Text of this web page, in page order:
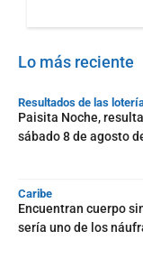
Lo más reciente
Resultados de las
Paisita Noche,
sábado 8 de agosto
Caribe
Encuentran cuerpo
sería uno de los